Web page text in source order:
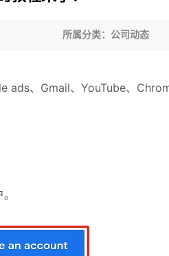
所属分类：公司动态
ads、Gmail、YouTube、